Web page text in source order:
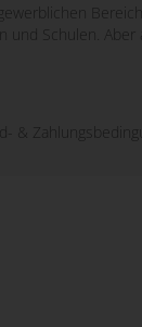
und Schulen.
&